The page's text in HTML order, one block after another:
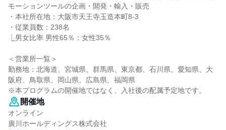
モーションツールの企画・開発・輸入・販売
・本社所在地：大阪市天王寺玉造本町8-3
・従業員数：238名
⎿男女比率 男性65％：女性35％
＜営業所一覧＞
勤務地：北海道、宮城県、群馬県、東京都、石川県、愛知県、大
阪府、鳥取県、岡山県、広島県、福岡県
※本プログラムの開催地ではなく、入社後の配属予定地です。
開催地
オンライン
廣川ホールディングス株式会社